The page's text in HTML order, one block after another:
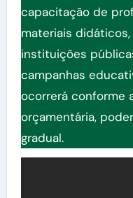
capacitação de
materiais
instituições
campanhas
ocorrerá conforme
orçamentária,
gradual.